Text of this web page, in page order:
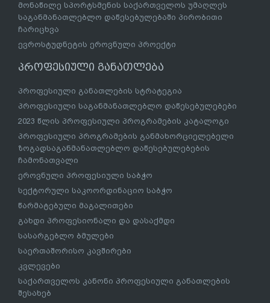
მონაწილე სპორტსმენის საქართველოს უმაღლეს
საგანმანათლებლო დაწესებულებაში პირობითი
ჩარიცხვა
ევროსტუდნეტის ეროვნული პროექტი
პროფესიული განათლება
პროფესიული განათლების სტრატეგია
პროფესიული საგანმანათლებლო დაწესებულებები
2023 წლის პროფესიული პროგრამების კატალოგი
პროფესიული პროგრამების განმახორციელებელი
ზოგადსაგანმანათლებლო დაწესებულებების
ჩამონათვალი
ეროვნული პროფესიული საბჭო
სექტორული საკოორდინაციო საბჭო
წარმატებული მაგალითები
გახდი პროფესიონალი და დასაქმდი
სასარგებლო ბმულები
საერთაშორისო კავშირები
კვლევები
საქართველოს კანონი პროფესიული განათლების
შესახებ